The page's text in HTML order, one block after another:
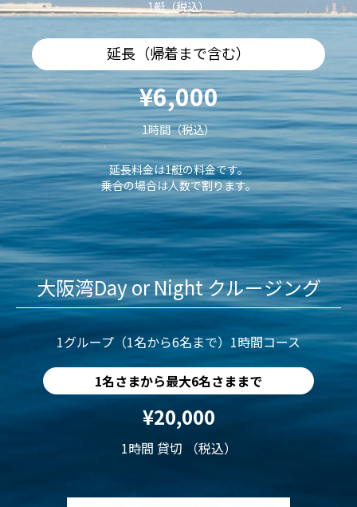
1艇（税込）
延長（帰着まで含む）
¥6,000
1時間（税込）
延長料金は1艇の料金です。
乗合の場合は人数で割ります。
大阪湾Day or Night クルージング
1グループ（1名から6名まで）1時間コース
1名さまから最大6名さままで
¥20,000
1時間 貸切 （税込）